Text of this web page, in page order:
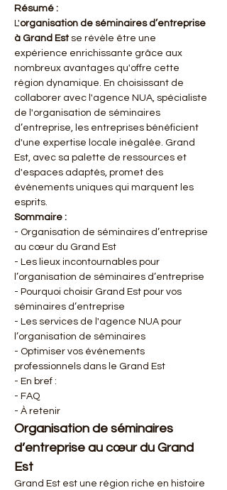
Résumé :
L'organisation de séminaires d’entreprise
à Grand Est se révèle être une
expérience enrichissante grâce aux
nombreux avantages qu'offre cette
région dynamique. En choisissant de
collaborer avec l'agence NUA, spécialiste
de l'organisation de séminaires
d’entreprise, les entreprises bénéficient
d'une expertise locale inégalée. Grand
Est, avec sa palette de ressources et
d'espaces adaptés, promet des
événements uniques qui marquent les
esprits.
Sommaire :
- Organisation de séminaires d’entreprise
au cœur du Grand Est
- Les lieux incontournables pour
l’organisation de séminaires d’entreprise
- Pourquoi choisir Grand Est pour vos
séminaires d’entreprise
- Les services de l'agence NUA pour
l’organisation de séminaires
- Optimiser vos événements
professionnels dans le Grand Est
- En bref :
- FAQ
- À retenir
Organisation de séminaires
d’entreprise au cœur du Grand
Est
Grand Est est une région riche en histoire